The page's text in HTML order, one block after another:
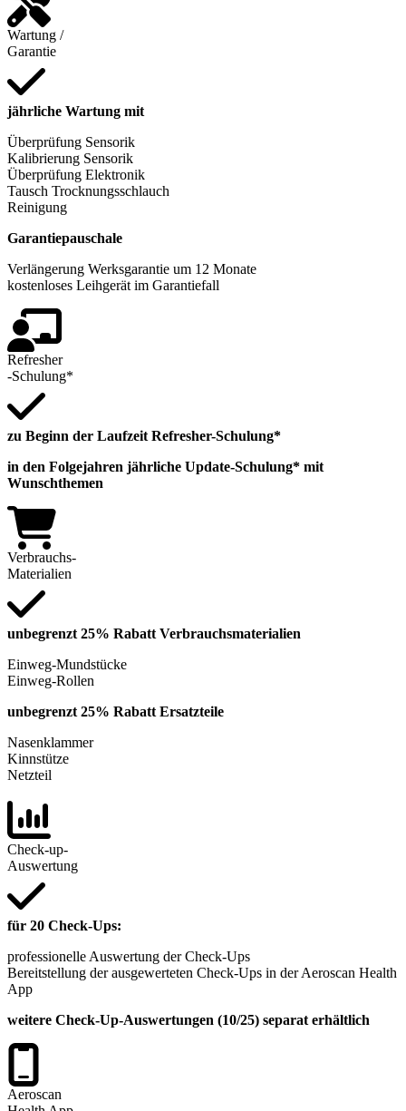
Wartung /
Garantie
jährliche Wartung mit
Überprüfung Sensorik
Kalibrierung Sensorik
Überprüfung Elektronik
Tausch Trocknungsschlauch
Reinigung
Garantiepauschale
Verlängerung Werksgarantie um 12 Monate
kostenloses Leihgerät im Garantiefall
Refresher
-Schulung*
zu Beginn der Laufzeit Refresher-Schulung*
in den Folgejahren jährliche Update-Schulung* mit
Wunschthemen
Verbrauchs-
Materialien
unbegrenzt 25% Rabatt Verbrauchsmaterialien
Einweg-Mundstücke
Einweg-Rollen
unbegrenzt 25% Rabatt Ersatzteile
Nasenklammer
Kinnstütze
Netzteil
Check-up-
Auswertung
für 20 Check-Ups:
professionelle Auswertung der Check-Ups
Bereitstellung der ausgewerteten Check-Ups in der Aeroscan Health
App
weitere Check-Up-Auswertungen (10/25) separat erhältlich
Aeroscan